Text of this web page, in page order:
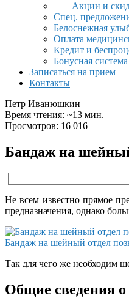
Акции и
Спец.
Белоснежная
Оплата
Кредит и
Бонусная система
Записаться на прием
Контакты
Петр Иванюшкин
Время чтения: ~13 мин.
Просмотров: 16 016
Бандаж на
Не всем известно прямое
предназначения, однако
Бандаж на шейный отдел
Так для чего же необходим
Общие сведения